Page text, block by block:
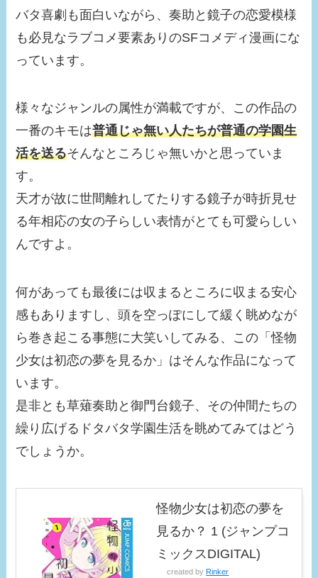
バタ喜劇も面白いながら、奏助と鏡子の恋愛模様
も必見なラブコメ要素ありのSFコメディ漫画にな
っています。
様々なジャンルの属性が満載ですが、この作品の
一番のキモは普通じゃ無い人たちが普通の学園生
活を送るそんなところじゃ無いかと思っていま
す。
天才が故に世間離れしてたりする鏡子が時折見せ
る年相応の女の子らしい表情がとても可愛らしい
んですよ。
何があっても最後には収まるところに収まる安心
感もありますし、頭を空っぽにして緩く眺めなが
ら巻き起こる事態に大笑いしてみる、この「怪物
少女は初恋の夢を見るか」はそんな作品になって
います。
是非とも草薙奏助と御門台鏡子、その仲間たちの
繰り広げるドタバタ学園生活を眺めてみてはどう
でしょうか。
怪物少女は初恋の夢を
見るか？ 1 (ジャンプコ
ミックスDIGITAL)
created by Rinker